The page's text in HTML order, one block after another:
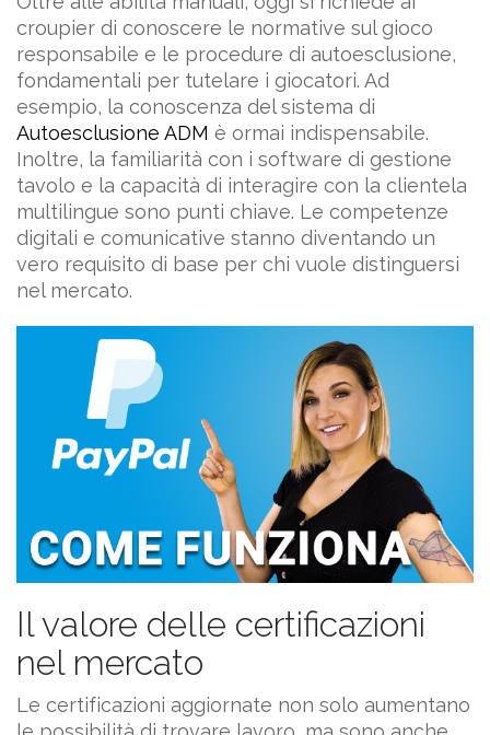
croupier di conoscere le normative sul gioco
responsabile e le procedure di autoesclusione,
fondamentali per tutelare i giocatori. Ad
esempio, la conoscenza del sistema di
Autoesclusione ADM è ormai indispensabile.
Inoltre, la familiarità con i software di gestione
tavolo e la capacità di interagire con la clientela
multilingue sono punti chiave. Le competenze
digitali e comunicative stanno diventando un
vero requisito di base per chi vuole distinguersi
nel mercato.
Il valore delle certificazioni
nel mercato
Le certificazioni aggiornate non solo aumentano